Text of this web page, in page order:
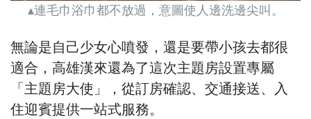
▴連毛巾浴巾都不放過，意圖使人邊洗邊尖叫。
無論是自己少女心噴發，還是要帶小孩去都很
適合，高雄漢來還為了這次主題房設置專屬
「主題房大使」，從訂房確認、交通接送、入
住迎賓提供一站式服務。